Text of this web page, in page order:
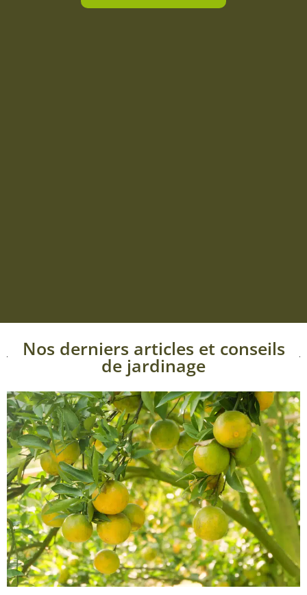
Nos derniers articles et conseils
de jardinage